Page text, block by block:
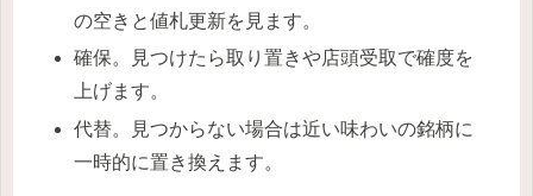
の空きと値札更新を見ます。
確保。見つけたら取り置きや店頭受取で確度を
上げます。
代替。見つからない場合は近い味わいの銘柄に
一時的に置き換えます。